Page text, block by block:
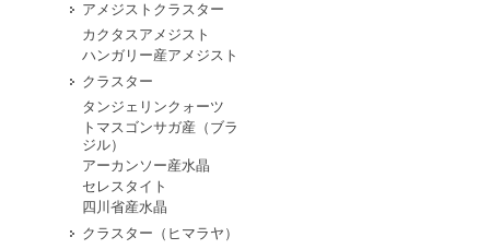
アメジストクラスター
カクタスアメジスト
ハンガリー産アメジスト
クラスター
タンジェリンクォーツ
トマスゴンサガ産（ブラ
ジル）
アーカンソー産水晶
セレスタイト
四川省産水晶
クラスター（ヒマラヤ）